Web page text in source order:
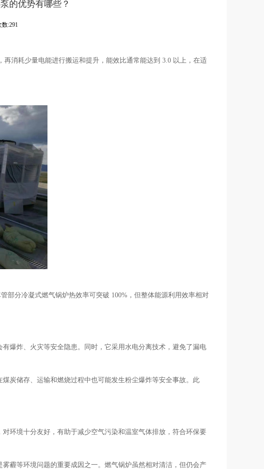
的优势有哪些？
:291
消耗少量电能进行搬运和提升，能效比通常能达到 3.0 以上，在适
部分冷凝式燃气锅炉热效率可突破 100%，但整体能源利用效率相对
爆炸、火灾等安全隐患。同时，它采用水电分离技术，避免了漏电
炭储存、运输和燃烧过程中也可能发生粉尘爆炸等安全事故。此
环境十分友好，有助于减少空气污染和温室气体排放，符合环保要
霾等环境问题的重要成因之一。燃气锅炉虽然相对清洁，但仍会产